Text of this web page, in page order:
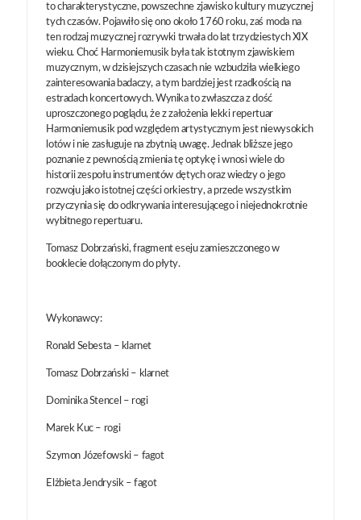
to charakterystyczne, powszechne zjawisko kultury muzycznej
tych czasów. Pojawiło się ono około 1760 roku, zaś moda na
ten rodzaj muzycznej rozrywki trwała do lat trzydziestych XIX
wieku. Choć Harmoniemusik była tak istotnym zjawiskiem
muzycznym, w dzisiejszych czasach nie wzbudziła wielkiego
zainteresowania badaczy, a tym bardziej jest rzadkością na
estradach koncertowych. Wynika to zwłaszcza z dość
uproszczonego poglądu, że z założenia lekki repertuar
Harmoniemusik pod względem artystycznym jest niewysokich
lotów i nie zasługuje na zbytnią uwagę. Jednak bliższe jego
poznanie z pewnością zmienia tę optykę i wnosi wiele do
historii zespołu instrumentów dętych oraz wiedzy o jego
rozwoju jako istotnej części orkiestry, a przede wszystkim
przyczynia się do odkrywania interesującego i niejednokrotnie
wybitnego repertuaru.
Tomasz Dobrzański, fragment eseju zamieszczonego w
booklecie dołączonym do płyty.
Wykonawcy:
Ronald Sebesta – klarnet
Tomasz Dobrzański – klarnet
Dominika Stencel – rogi
Marek Kuc – rogi
Szymon Józefowski – fagot
Elżbieta Jendrysik – fagot